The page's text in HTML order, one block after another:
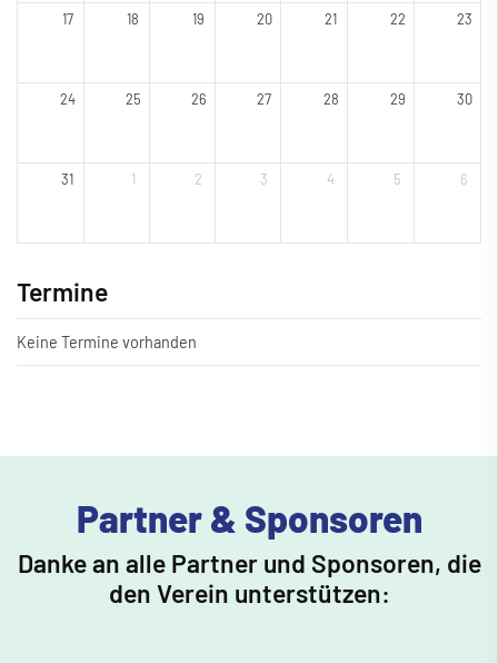
17 18 19 20 21 22 23
24 25 26 27 28 29 30
31 1 2 3 4 5 6
Termine
Keine Termine vorhanden
Partner & Sponsoren
Danke an alle Partner und Sponsoren, die
den Verein unterstützen: